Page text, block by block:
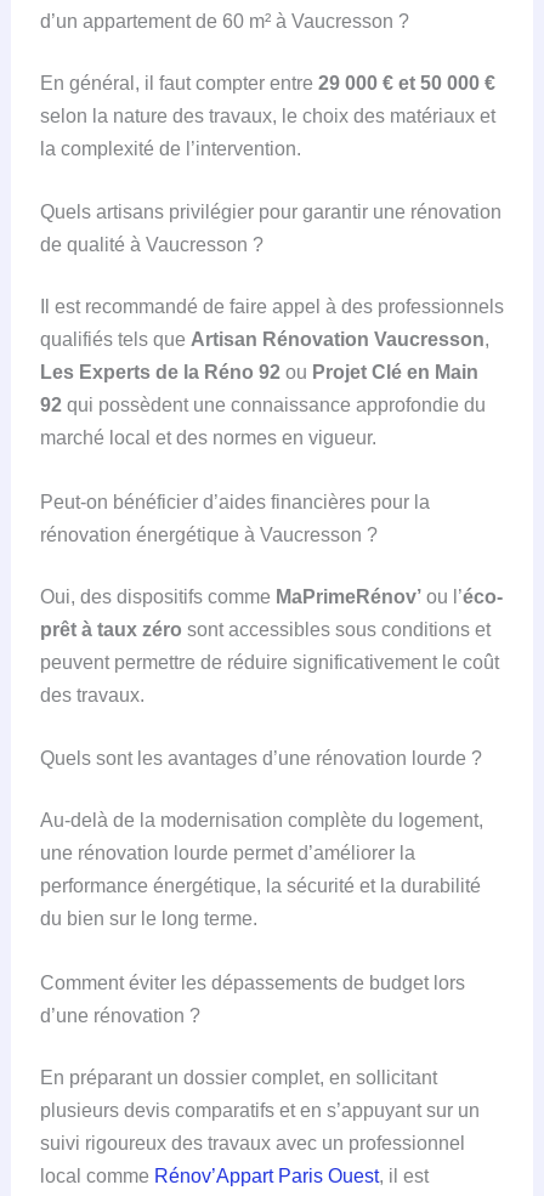
d’un appartement de 60 m² à Vaucresson ?
En général, il faut compter entre 29 000 € et 50 000 €
selon la nature des travaux, le choix des matériaux et
la complexité de l’intervention.
Quels artisans privilégier pour garantir une rénovation
de qualité à Vaucresson ?
Il est recommandé de faire appel à des professionnels
qualifiés tels que Artisan Rénovation Vaucresson,
Les Experts de la Réno 92ou Projet Clé en Main
92qui possèdent une connaissance approfondie du
marché local et des normes en vigueur.
Peut-on bénéficier d’aides financières pour la
rénovation énergétique à Vaucresson ?
Oui, des dispositifs comme MaPrimeRénov’ou l’éco-
prêt à taux zéro sont accessibles sous conditions et
peuvent permettre de réduire significativement le coût
des travaux.
Quels sont les avantages d’une rénovation lourde ?
Au-delà de la modernisation complète du logement,
une rénovation lourde permet d’améliorer la
performance énergétique, la sécurité et la durabilité
du bien sur le long terme.
Comment éviter les dépassements de budget lors
d’une rénovation ?
En préparant un dossier complet, en sollicitant
plusieurs devis comparatifs et en s’appuyant sur un
suivi rigoureux des travaux avec un professionnel
local comme Rénov’Appart Paris Ouest, il est